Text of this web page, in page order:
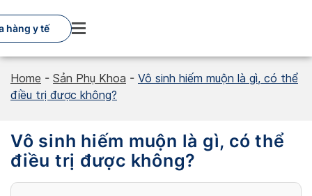
to
content
hàng y tế
Home - Sản Phụ Khoa - Vô sinh hiếm muộn là gì, có thể
điều trị được không?
Vô sinh hiếm muộn là gì, có thể
điều trị được không?